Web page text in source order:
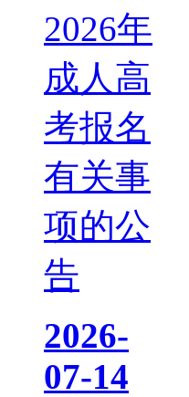
2026年
成人高
考报名
有关事
项的公
告
2026-
07-14